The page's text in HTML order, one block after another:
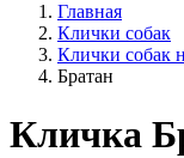
Главная
Клички собак
Клички собак
Братан
Кличка